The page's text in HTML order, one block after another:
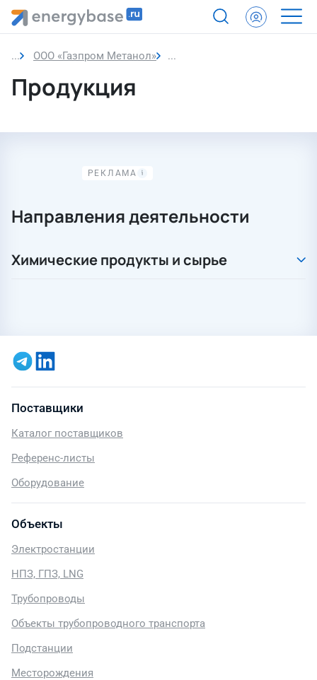
ООО «Газпром Метанол» Продукция
Продукция
Направления деятельности
Химические продукты и сырье
Поставщики
Каталог поставщиков
Референс-листы
Оборудование
Объекты
Электростанции
НПЗ, ГПЗ, LNG
Трубопроводы
Объекты трубопроводного транспорта
Подстанции
Месторождения